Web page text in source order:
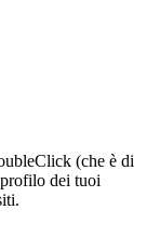
(che è di
dei tuoi